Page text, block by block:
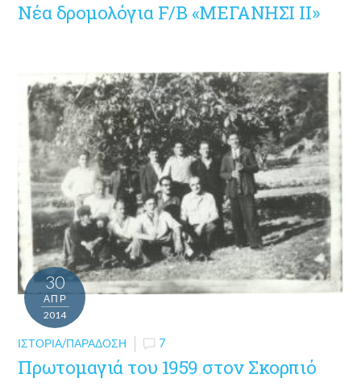
Νέα δρομολόγια F/B «ΜΕΓΑΝΗΣΙ ΙΙ»
30
ΑΠΡ
2014
ΙΣΤΟΡΊΑ/ΠΑΡΆΔΟΣΗ 7
Πρωτομαγιά του 1959 στον Σκορπιό